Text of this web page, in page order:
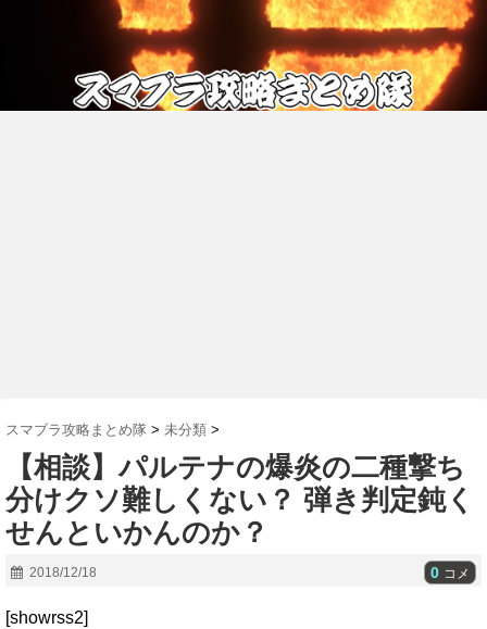
スマブラ攻略まとめ隊 > 未分類 >
【相談】パルテナの爆炎の二種撃ち
分けクソ難しくない？ 弾き判定鈍く
せんといかんのか？
2018/12/18 0 コメ
[showrss2]